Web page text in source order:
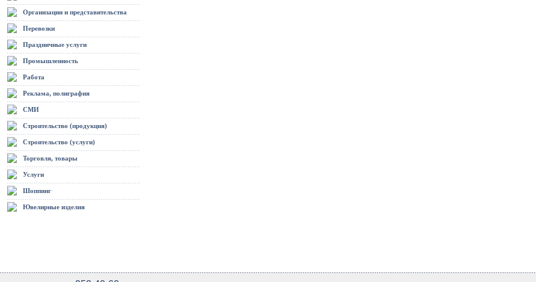
Организации и представительства
Перевозки
Праздничные услуги
Промышленность
Работа
Реклама, полиграфия
СМИ
Строительство (продукция)
Строительство (услуги)
Торговля, товары
Услуги
Шоппинг
Ювелирные изделия